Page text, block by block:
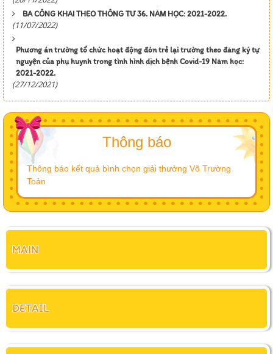
BA CÔNG KHAI THEO THÔNG TƯ 36. NĂM HỌC: 2021-2022.
(11/07/2022)
Phương án trường tổ chức hoạt động đón trẻ lại trường theo đăng ký tự
nguyện của phụ huynh trong tình hình dịch bệnh Covid-19 Năm học:
2021-2022.
(27/12/2021)
Thông báo
Thông báo kết quả bình chọn giải thưởng Võ Trường
Toản
MAIN
DETAIL